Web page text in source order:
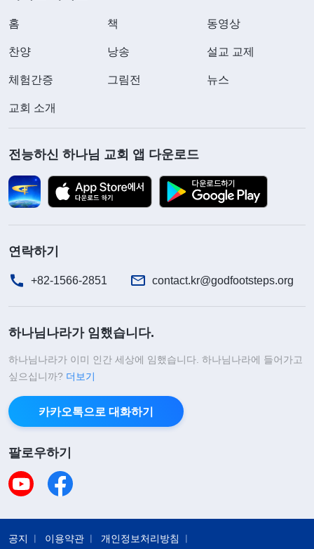
홈 책 동영상
찬양 낭송 설교 교제
체험간증 그림전 뉴스
교회 소개
전능하신 하나님 교회 앱 다운로드
연락하기
+82-1566-2851 contact.kr@godfootsteps.org
하나님나라가 임했습니다.
하나님나라가 이미 인간 세상에 임했습니다. 하나님나라에 들어가고
싶으십니까? 더보기
카카오톡으로 대화하기
팔로우하기
공지 이용약관 개인정보처리방침